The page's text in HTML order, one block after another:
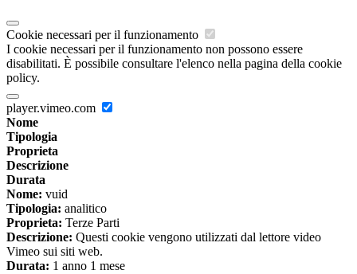
Cookie necessari per il funzionamento
I cookie necessari per il funzionamento non possono essere
disabilitati. È possibile consultare l'elenco nella pagina della cookie
policy.
player.vimeo.com
Nome
Tipologia
Proprieta
Descrizione
Durata
Nome: vuid
Tipologia: analitico
Proprieta: Terze Parti
Descrizione: Questi cookie vengono utilizzati dal lettore video
Vimeo sui siti web.
Durata: 1 anno 1 mese